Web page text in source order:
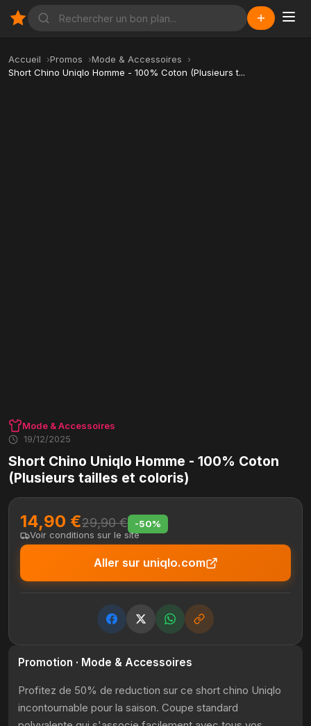
Accueil Promos
Mode & Accessoires
Short Chino Uniqlo Homme - 100% Coton (Plusieurs t...
Mode & Accessoires
19/12/2025
Short Chino Uniqlo Homme - 100% Coton
(Plusieurs tailles et coloris)
14,90 €29,90 €
-50%
Voir conditions sur le site
Aller sur uniqlo.com
Promotion · Mode & Accessoires
Profitez de 50% de reduction sur ce short chino Uniqlo
incontournable pour la saison. Coupe standard